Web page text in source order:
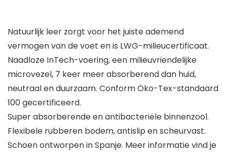
Natuurlijk leer zorgt voor het juiste ademend
vermogen van de voet en is LWG-milieucertificaat.
Naadloze InTech-voering, een milieuvriendelijke
microvezel, 7 keer meer absorberend dan huid,
neutraal en duurzaam. Conform Öko-Tex-standaard
100 gecertificeerd.
Super absorberende en antibacteriële binnenzool.
Flexibele rubberen bodem, antislip en scheurvast.
Schoen ontworpen in Spanje. Meer informatie vind je